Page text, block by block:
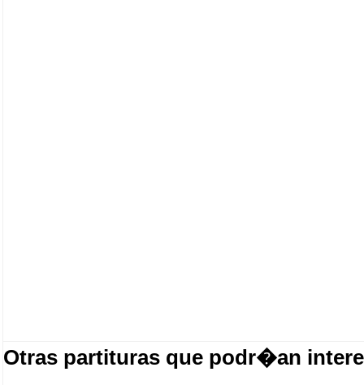
Otras partituras que podr�an